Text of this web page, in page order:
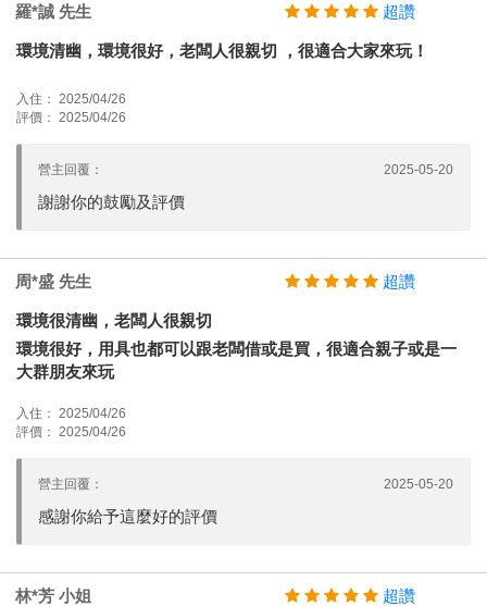
羅*誠 先生 超讚
環境清幽，環境很好，老闆人很親切 ，很適合大家來玩！
入住： 2025/04/26
評價： 2025/04/26
營主回覆： 2025-05-20
謝謝你的鼓勵及評價
周*盛 先生 超讚
環境很清幽，老闆人很親切
環境很好，用具也都可以跟老闆借或是買，很適合親子或是一
大群朋友來玩
入住： 2025/04/26
評價： 2025/04/26
營主回覆： 2025-05-20
感謝你給予這麼好的評價
林*芳 小姐 超讚